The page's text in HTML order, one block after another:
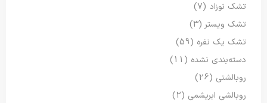
تشک نوزاد (7)
تشک ویستر(3)
تشک یک نفره (59)
دسته‌بندی نشده (11)
روبالشتی (26)
روبالشی ابریشمی (2)